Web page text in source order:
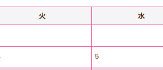
火 水
5